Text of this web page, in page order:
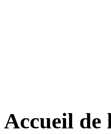
Accueil de